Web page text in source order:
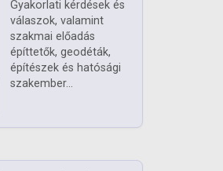
Gyakorlati kérdések és
válaszok, valamint
szakmai előadás
építtetők, geodéták,
építészek és hatósági
szakember...